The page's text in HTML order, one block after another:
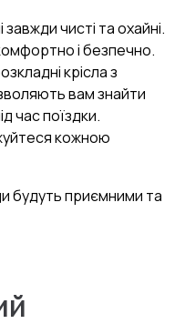
завжди чисті та охайні.
і безпечно.
крісла з
вам знайти
час поїздки.
кожною
будуть приємними та